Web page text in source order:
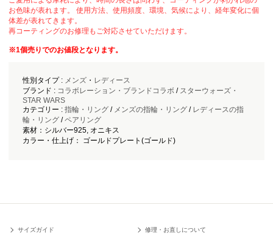
お色味が表れます。 使用方法、使用頻度、環境、気候により、経年変化に個
体差が表れてきます。
再コーティングのお修理もご対応させていただけます。
※1個売りでのお値段となります。
性別タイプ : メンズ・ レディース
ブランド : コラボレーション・ブランドコラボ/ スターウォーズ・
STAR WARS
カテゴリー : 指輪・リング/ メンズの指輪・リング/ レディースの指
輪・リング/ペアリング
素材：シルバー925, オニキス
カラー・仕上げ： ゴールドプレート(ゴールド)
サイズガイド 修理・お直しについて